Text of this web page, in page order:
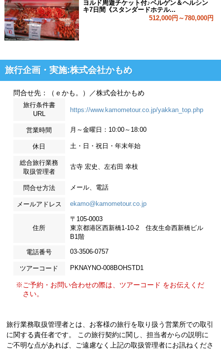
ヨルド周遊チケット付♪ベルゲン＆ヘルシン
キ7日間《スタンダードホテル...
512,000円～780,000円
旅行企画・実施:株式会社かもめ
問合せ先：（ｅかも。）／株式会社かもめ
旅行条件書
URL
https://www.kamometour.co.jp/yakkan_top.php
営業時間 月～金曜日：10:00～18:00
休日 土・日・祝日・年末年始
総合旅行業務
取扱管理者
古寺 宏史、左右田 幸枝
問合せ方法 メール、電話
メールアドレス ekamo@kamometour.co.jp
住所
〒105-0003
東京都港区西新橋1-10-2 住友生命西新橋ビル
B1階
電話番号 03-3506-0757
ツアーコード PKNAYNO-008BOHSTD1
※ご予約・お問い合わせの際は、ツアーコード をお伝えくだ
さい。
旅行業務取扱管理者とは、お客様の旅行を取り扱う営業所での取引
に関する責任者です。 この旅行契約に関し、担当者からの説明に
ご不明な点があれば、ご遠慮なく上記の取扱管理者にお訊ねくださ